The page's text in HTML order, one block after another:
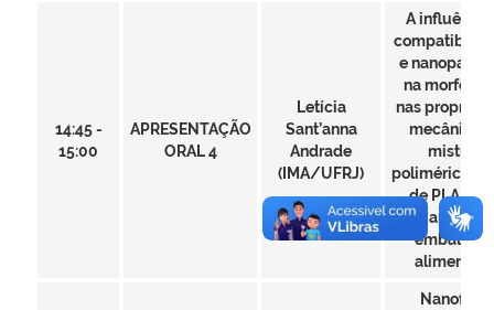
14:45 -
15:00
APRESENTAÇÃO
ORAL 4
Letícia
Sant’anna
Andrade
(IMA/UFRJ)
A influência
e
na
nas
mecânicas
misturas
poliméricas à
de PLA/
para